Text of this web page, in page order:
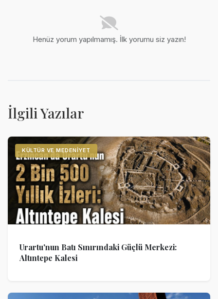
Henüz yorum yapılmamış. İlk yorumu siz yazın!
İlgili Yazılar
KÜLTÜR VE MEDENIYET
Urartu'nun Batı Sınırındaki Güçlü Merkezi:
Altıntepe Kalesi